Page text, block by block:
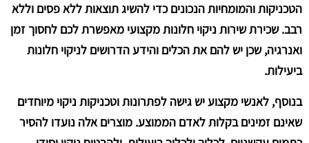
הטכניקות והמומחיות הנכונים כדי להשיג תוצאות ללא פסים וללא
רבב. שכירת שירות ניקוי חלונות מקצועי מאפשרת לכם לחסוך זמן
ואנרגיה, שכן יש להם את הכלים והידע הדרושים לניקוי חלונות
ביעילות.
בנוסף, לאנשי מקצוע יש גישה לפתרונות וטכניקות ניקוי מיוחדים
שאינם זמינים בקלות לאדם הממוצע. מוצרים אלה נועדו להסיר